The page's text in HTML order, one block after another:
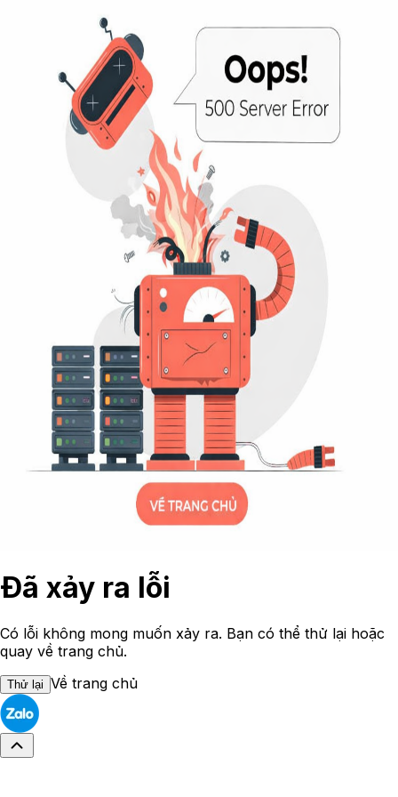
Đã xảy ra lỗi
Có lỗi không mong muốn xảy ra. Bạn có thể thử lại hoặc
quay về trang chủ.
Thử lại Về trang chủ